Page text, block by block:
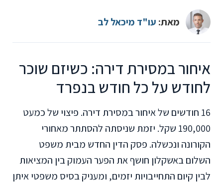
מאת: עו"ד מיכאל לב
איחור במסירת דירה: כשיזם שוכר
לחודש על כל חודש בנפרד
16 חודשים של איחור במסירת דירה. פיצוי של כמעט
190,000 שקל. יזמת שניסתה להסתתר מאחורי
הקורונה ונכשלה. פסק הדין החדש מבית משפט
השלום באשקלון חושף את הפער העמוק בין המציאות
לבין קיום התחייבויות יזמים, ומעניק בסיס משפטי איתן